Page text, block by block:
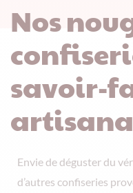
Nos
savoir-
Envie de déguster du
d’autres confiseries